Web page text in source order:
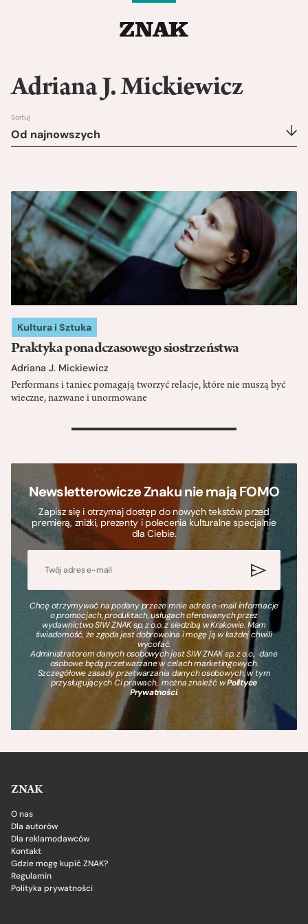
Adriana J. Mickiewicz
Sortuj
Od najnowszych
Kultura i Sztuka
Praktyka ponadczasowego siostrzeństwa
Adriana J. Mickiewicz
Performans i taniec pomagają tworzyć relacje, które nie muszą być
wieczne, nazwane i unormowane
>
Newsletterowicze Znaku nie mają FOMO
Zapisz się i otrzymaj dostęp do nowych tekstów przed
premierą, zniżki, prezenty i polecenia kulturalne specjalnie
dla Ciebie.
Chcę otrzymywać na podany przeze mnie adres e-mail informacje
o promocjach, produktach, usługach oferowanych przez
wydawnictwo SIW ZNAK sp. z o.o. z siedzibą w Krakowie. Mam
świadomość, że zgoda jest dobrowolna i mogę ją w każdej chwili
wycofać.
Administratorem danych osobowych jest SIW ZNAK sp. z o.o., dane
osobowe będą przetwarzane w celach marketingowych.
Szczegółowe zasady przetwarzania danych osobowych, w tym
przysługujących Ci prawach, można znaleźć wPolityce
Prywatności.
ZNAK
O nas
Dla autorów
Dla reklamodawców
Kontakt
Gdzie mogę kupić ZNAK?
Regulamin
Polityka prywatności